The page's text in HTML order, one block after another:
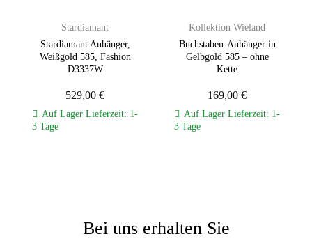
Stardiamant
Stardiamant Anhänger,
Weißgold 585, Fashion
D3337W
529,00 €
Auf Lager Lieferzeit: 1-
3 Tage
Kollektion Wieland
Buchstaben-Anhänger in
Gelbgold 585 – ohne
Kette
169,00 €
Auf Lager Lieferzeit: 1-
3 Tage
Bei uns erhalten Sie